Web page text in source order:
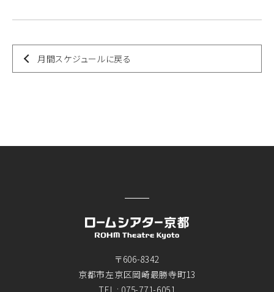
月間スケジュールに戻る
〒606-8342
京都市左京区岡崎最勝寺町13
TEL : 075-771-6051